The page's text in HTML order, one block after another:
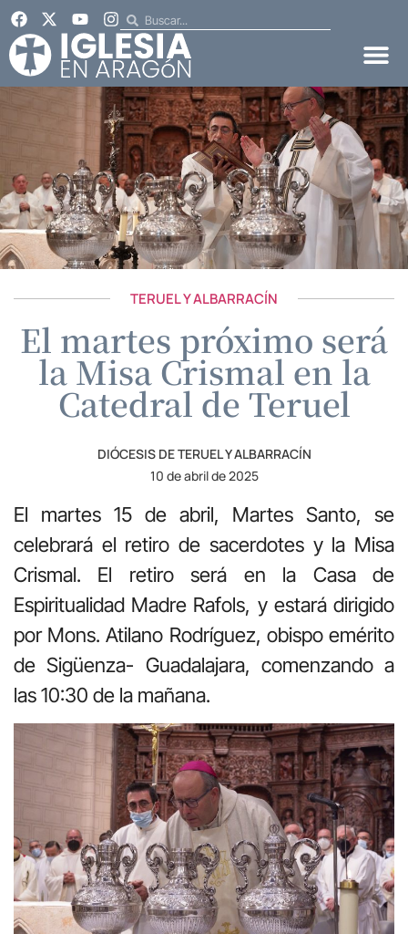
TERUEL Y ALBARRACÍN
El martes próximo será
la Misa Crismal en la
Catedral de Teruel
DIÓCESIS DE TERUEL Y ALBARRACÍN
10 de abril de 2025
El martes 15 de abril, Martes Santo, se
celebrará el retiro de sacerdotes y la Misa
Crismal. El retiro será en la Casa de
Espiritualidad Madre Rafols, y estará dirigido
por Mons. Atilano Rodríguez, obispo emérito
de Sigüenza- Guadalajara, comenzando a
las 10:30 de la mañana.